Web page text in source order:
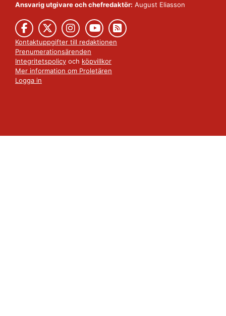
Ansvarig utgivare och chefredaktör: August Eliasson
Kontaktuppgifter till redaktionen
Prenumerationsärenden
Integritetspolicy och köpvillkor
Mer information om Proletären
Logga in